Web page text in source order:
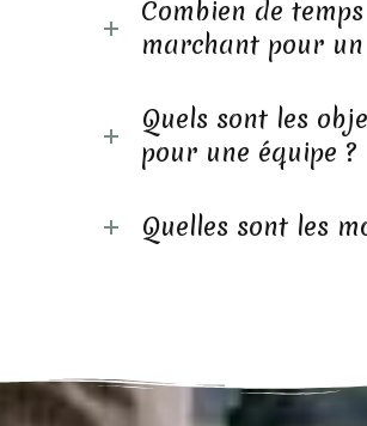
Combien de
marchant pour
Quels sont les
pour une équipe ?
Quelles sont les